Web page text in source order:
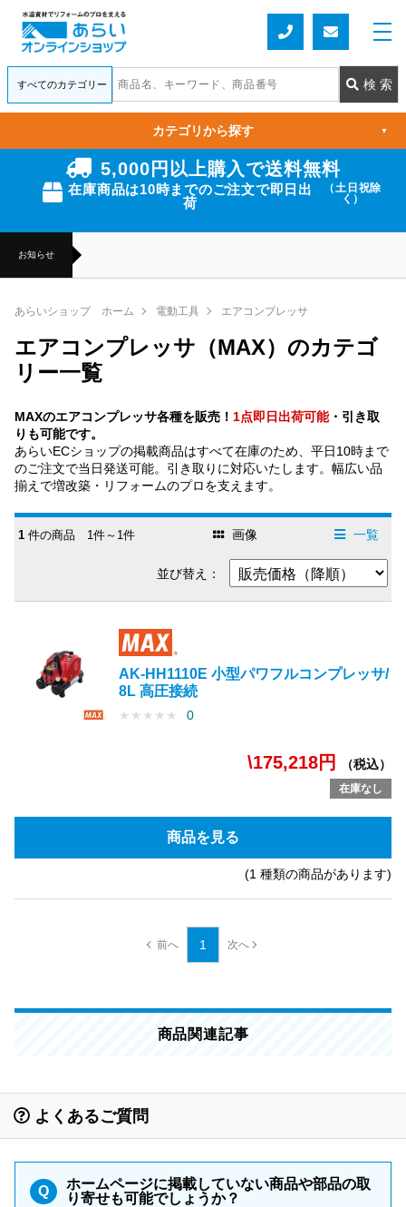
5,000円以上購入で送料無料
在庫商品は10時までのご注文で即日出
荷
（土日祝除
く）
お知らせ
カテゴリから探す ▼
あらいショップ ホーム 電動工具 エアコンプレッサ
エアコンプレッサ（MAX）のカテゴ
リー一覧
MAXのエアコンプレッサ各種を販売！ 1点即日出荷可能・引き取
りも可能です。
あらいECショップの掲載商品はすべて在庫のため、平日10時まで
のご注文で当日発送可能。引き取りに対応いたします。幅広い品
揃えで増改築・リフォームのプロを支えます。
1 件の商品 1件～1件 画像 一覧
並び替え：
AK-HH1110E 小型パワフルコンプレッサ/
8L 高圧接続
★ ★ ★ ★ ★ 0
\175,218円 （税込）
在庫なし
商品を見る
(1 種類の商品があります)
1
商品関連記事
よくあるご質問
Q
ホームページに掲載していない商品や部品の取
り寄せも可能でしょうか？